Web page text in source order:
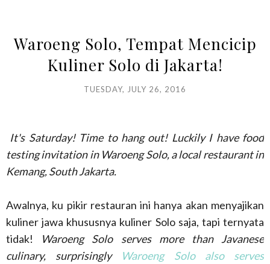
Waroeng Solo, Tempat Mencicip
Kuliner Solo di Jakarta!
TUESDAY, JULY 26, 2016
It's Saturday! Time to hang out! Luckily I have food
testing invitation in Waroeng Solo, a local restaurant in
Kemang, South Jakarta.
Awalnya, ku pikir restauran ini hanya akan menyajikan
kuliner jawa khususnya kuliner Solo saja, tapi ternyata
tidak!
Waroeng Solo serves more than Javanese
culinary, surprisingly
Waroeng Solo also serves